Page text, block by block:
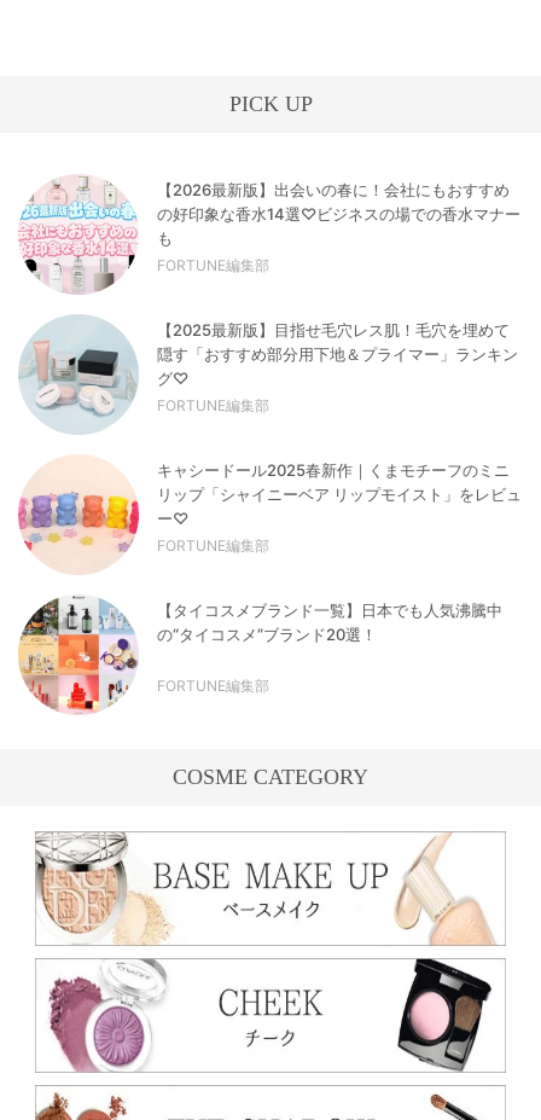
PICK UP
【2026最新版】出会いの春に！会社にもおすすめ
の好印象な香水14選♡ビジネスの場での香水マナー
も
FORTUNE編集部
【2025最新版】目指せ毛穴レス肌！毛穴を埋めて
隠す「おすすめ部分用下地＆プライマー」ランキン
グ♡
FORTUNE編集部
キャシードール2025春新作｜くまモチーフのミニ
リップ「シャイニーベア リップモイスト」をレビュ
ー♡
FORTUNE編集部
【タイコスメブランド一覧】日本でも人気沸騰中
の“タイコスメ”ブランド20選！
FORTUNE編集部
COSME CATEGORY